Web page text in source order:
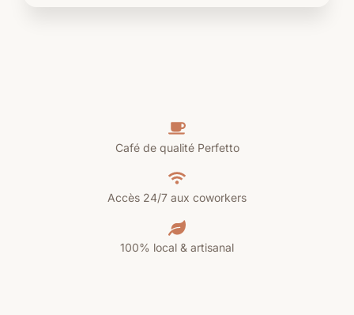
Café de qualité Perfetto
Accès 24/7 aux coworkers
100% local & artisanal